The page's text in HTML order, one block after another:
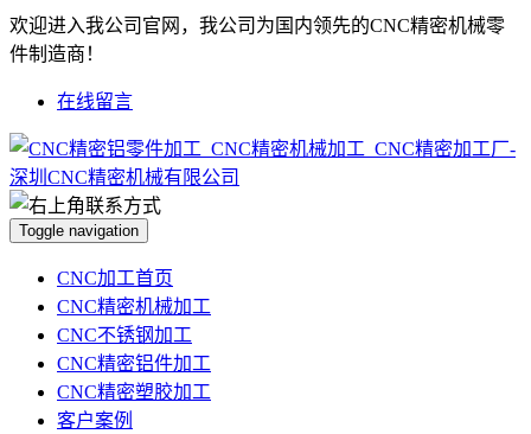
欢迎进入我公司官网，我公司为国内领先的CNC精密机械零
件制造商！
在线留言
Toggle navigation
CNC加工首页
CNC精密机械加工
CNC不锈钢加工
CNC精密铝件加工
CNC精密塑胶加工
客户案例